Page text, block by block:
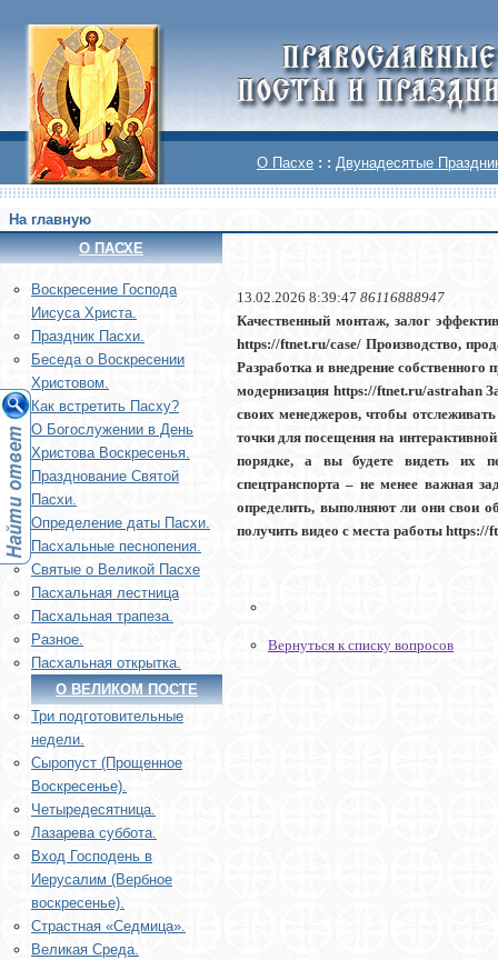
О Пасхе : : Двунадесятые
На главную
О ПАСХЕ
Воскреcение Господа
Иисуса Христа.
Праздник Пасхи.
Беседа о Воскресении
Христовом.
Как встретить Пасху?
О Богослужении в День
Христова Воскресенья.
Празднование Святой
Пасхи.
Определение даты Пасхи.
Пасхальные песнопения.
Святые о Великой Пасхе
Пасхальная лестница
Пасхальная трапеза.
Разное.
Пасхальная открытка.
О ВЕЛИКОМ ПОСТЕ
Три подготовительные
недели.
Сыропуст (Прощенное
Воскресенье).
Четыредесятница.
Лазарева суббота.
Вход Господень в
Иерусалим (Вербное
воскресенье).
Страстная «Седмица».
Великая Среда.
13.02.2026 8:39:47 86116888947
Качественный монтаж, залог
https://ftnet.ru/case/ Производство,
Разработка и внедрение
модернизация https://ftnet.ru/astrahan
своих менеджеров, чтобы
точки для посещения на
порядке, а вы будете видеть их
спецтранспорта – не менее важная
определить, выполняют ли они свои
получить видео с места работы
Вернуться к списку вопросов